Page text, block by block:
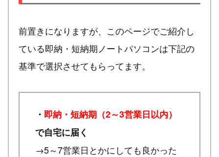
前置きになりますが、このページでご紹介し
ている即納・短納期ノートパソコンは下記の
基準で選択させてもらってます。
・ 即納・短納期（2～3営業日以内）
で自宅に届く
→5～7営業日とかにしても良かった